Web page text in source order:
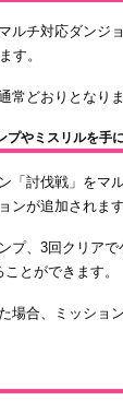
ルチ対応ダンジ
す。
どおりとなりま
やミスリルを手
「討伐戦」をマ
ンが追加されます
プ、3回クリアで
とができます。
場合、ミッショ